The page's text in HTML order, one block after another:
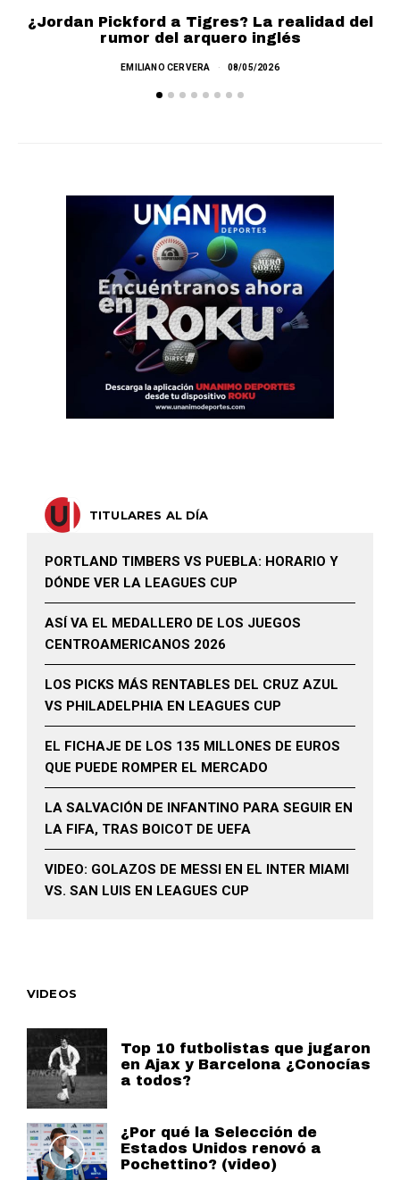
¿Jordan Pickford a Tigres? La realidad del
rumor del arquero inglés
EMILIANO CERVERA 08/05/2026
TITULARES AL DÍA
PORTLAND TIMBERS VS PUEBLA: HORARIO Y
DÓNDE VER LA LEAGUES CUP
ASÍ VA EL MEDALLERO DE LOS JUEGOS
CENTROAMERICANOS 2026
LOS PICKS MÁS RENTABLES DEL CRUZ AZUL
VS PHILADELPHIA EN LEAGUES CUP
EL FICHAJE DE LOS 135 MILLONES DE EUROS
QUE PUEDE ROMPER EL MERCADO
LA SALVACIÓN DE INFANTINO PARA SEGUIR EN
LA FIFA, TRAS BOICOT DE UEFA
VIDEO: GOLAZOS DE MESSI EN EL INTER MIAMI
VS. SAN LUIS EN LEAGUES CUP
VIDEOS
Top 10 futbolistas que jugaron
en Ajax y Barcelona ¿Conocías
a todos?
¿Por qué la Selección de
Estados Unidos renovó a
Pochettino? (video)